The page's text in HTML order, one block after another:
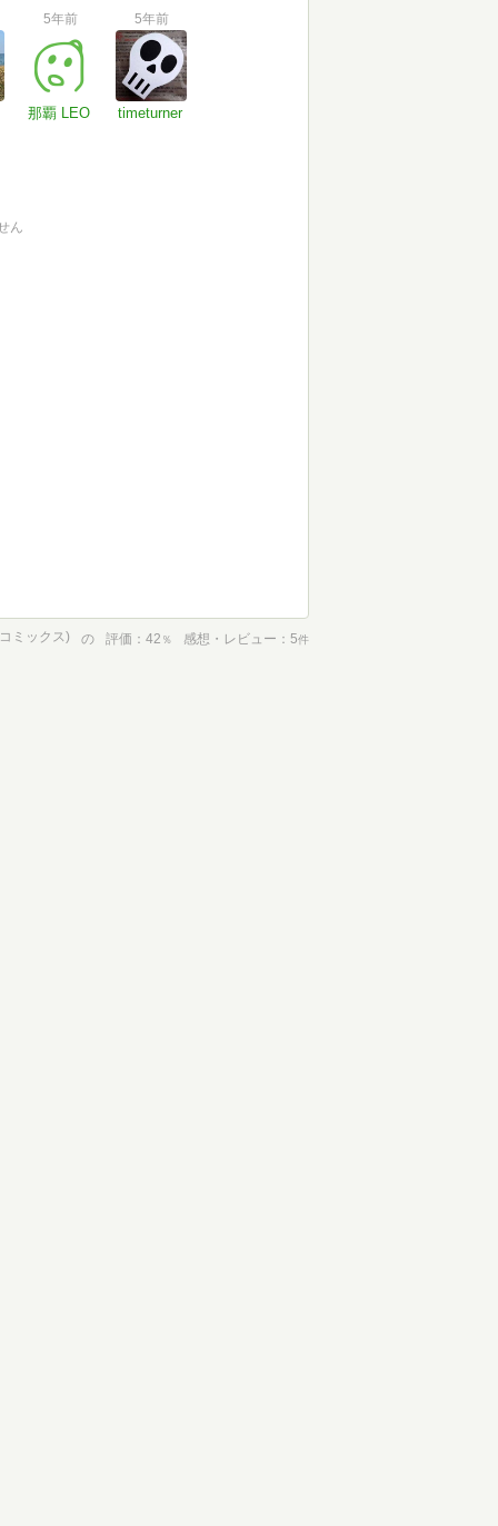
5年前
那覇 LEO
5年前
timeturner
ん
ミックス) の 評価 42 ％ 感想・レビュー 5件